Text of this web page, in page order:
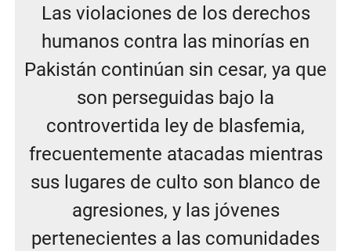
Las violaciones de los derechos
humanos contra las minorías en
Pakistán continúan sin cesar, ya que
son perseguidas bajo la
controvertida ley de blasfemia,
frecuentemente atacadas mientras
sus lugares de culto son blanco de
agresiones, y las jóvenes
pertenecientes a las comunidades